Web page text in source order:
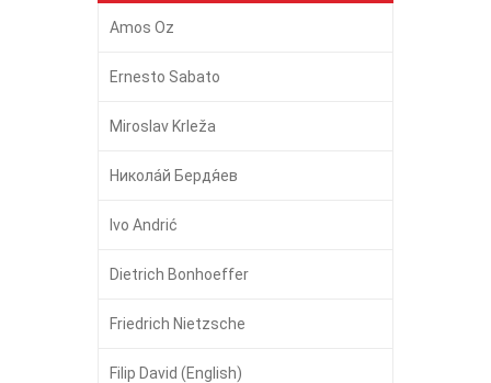
Amos Oz
Ernesto Sabato
Miroslav Krleža
Никола́й Бердя́ев
Ivo Andrić
Dietrich Bonhoeffer
Friedrich Nietzsche
Filip David (English)